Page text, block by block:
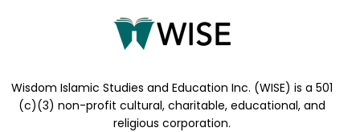
Wisdom Islamic Studies and Education Inc. (WISE) is a 501
(c)(3) non-profit cultural, charitable, educational, and
religious corporation.